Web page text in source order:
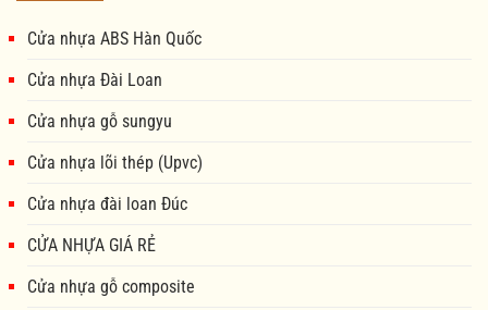
Cửa nhựa ABS Hàn Quốc
Cửa nhựa Đài Loan
Cửa nhựa gỗ sungyu
Cửa nhựa lõi thép (Upvc)
Cửa nhựa đài loan Đúc
CỬA NHỰA GIÁ RẺ
Cửa nhựa gỗ composite